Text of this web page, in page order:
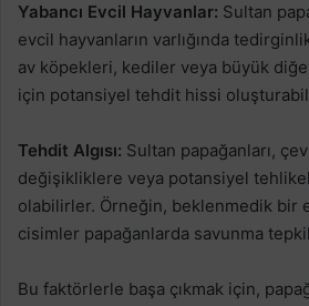
Yabancı Evcil Hayvanlar: Sultan
evcil hayvanların varlığında
av köpekleri, kediler veya büyük
için potansiyel tehdit hissi
Tehdit Algısı: Sultan papağanları,
değişikliklere veya potansiyel
olabilirler. Örneğin, beklenmedik bir
cisimler papağanlarda savunma
Bu faktörlerle başa çıkmak için,